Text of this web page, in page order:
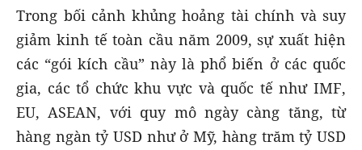
Trong bối cảnh khủng hoảng tài chính và suy
giảm kinh tế toàn cầu năm 2009, sự xuất hiện
các “gói kích cầu” này là phổ biến ở các quốc
gia, các tổ chức khu vực và quốc tế như IMF,
EU, ASEAN, với quy mô ngày càng tăng, từ
hàng ngàn tỷ USD như ở Mỹ, hàng trăm tỷ USD